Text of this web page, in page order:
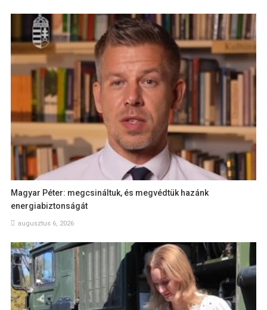
Magyar Péter: megcsináltuk, és megvédtük hazánk
energiabiztonságát
augusztus 6, 2026